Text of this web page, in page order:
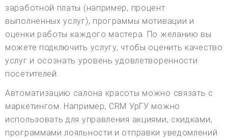
заработной платы (например, процент
выполненных услуг), программы мотивации и
оценки работы каждого мастера. По желанию вы
можете подключить услугу, чтобы оценить качество
услуг и осознать уровень удовлетворенности
посетителей.
Автоматизацию салона красоты можно связать с
маркетингом. Например, CRM УрГУ можно
использовать для управления акциями, скидками,
программами лояльности и отправки уведомлений